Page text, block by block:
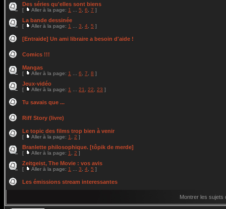
Des séries qu'elles sont biens
[ Aller à la page: 1 5 6 7 ]
La bande dessinée
[ Aller à la page: 1 3 4 5 ]
[Entraide] Un ami libraire a besoin d'aide !
Comics !!!
Mangas
[ Aller à la page: 1 6 7 8 ]
Jeux-vidéo
[ Aller à la page: 1 21 22 23 ]
Tu savais que ...
Riff Story (livre)
Le topic des films trop bien à venir
[ Aller à la page: 1 2 ]
Branlette philosophique. [tôpik de merde]
[ Aller à la page: 1 2 ]
Zeitgeist, The Movie : vos avis
[ Aller à la page: 1 3 4 5 ]
Les émissions stream interessantes
Montrer les sujets